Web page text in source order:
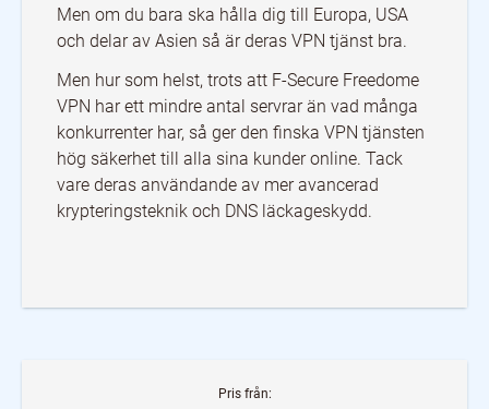
Men om du bara ska hålla dig till Europa, USA
och delar av Asien så är deras VPN tjänst bra.
Men hur som helst, trots att F-Secure Freedome
VPN har ett mindre antal servrar än vad många
konkurrenter har, så ger den finska VPN tjänsten
hög säkerhet till alla sina kunder online. Tack
vare deras användande av mer avancerad
krypteringsteknik och DNS läckageskydd.
Pris från: